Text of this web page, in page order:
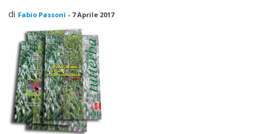
di Fabio Passoni - 7 Aprile 2017